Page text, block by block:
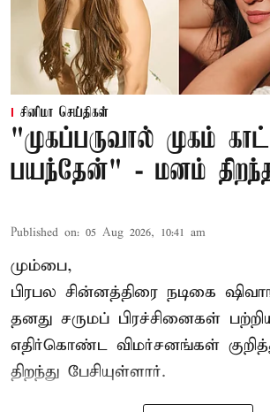
சினிமா செய்திகள்
"முகப்பருவால் முகம்
பயந்தேன்" - மனம்
Published on: 05 Aug 2026, 10:41 am
மும்பை,
பிரபல சின்னத்திரை நடிகை
தனது சருமப் பிரச்சினைகள்
எதிர்கொண்ட விமர்சனங்கள்
திறந்து பேசியுள்ளார்.